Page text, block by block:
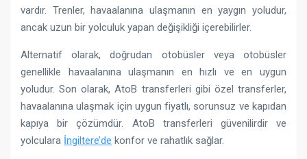
vardır. Trenler, havaalanına ulaşmanın en yaygın yoludur,
ancak uzun bir yolculuk yapan değişikliği içerebilirler.
Alternatif olarak, doğrudan otobüsler veya otobüsler
genellikle havaalanına ulaşmanın en hızlı ve en uygun
yoludur. Son olarak, AtoB transferleri gibi özel transferler,
havaalanına ulaşmak için uygun fiyatlı, sorunsuz ve kapıdan
kapıya bir çözümdür. AtoB transferleri güvenilirdir ve
yolculara İngiltere’de konfor ve rahatlık sağlar.